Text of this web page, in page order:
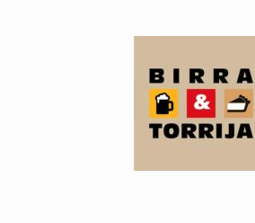
¿Esto que es pués?
Últimas visitas
Todos los garitos